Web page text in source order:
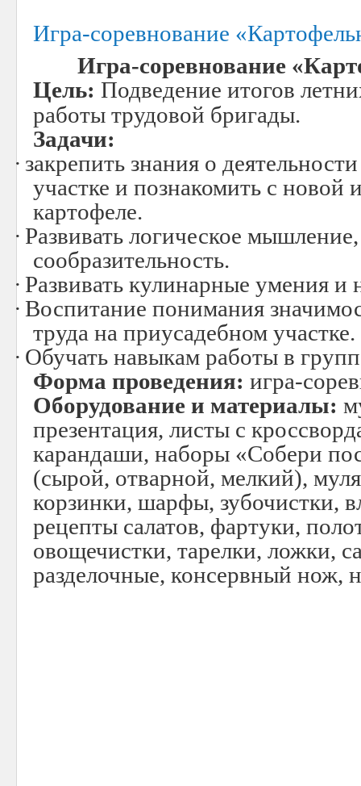
Игра-соревнование
Игра-соревнование
Цель: Подведение итогов
работы трудовой бригады.
Задачи:
· закрепить знания о
участке и познакомить с
картофеле.
· Развивать логическое
сообразительность.
· Развивать кулинарные умения и
· Воспитание понимания
труда на приусадебном участке.
· Обучать навыкам работы в
Форма проведения: игра-
Оборудование и материалы:
презентация, листы с
карандаши, наборы «Собери
(сырой, отварной, мелкий),
корзинки, шарфы, зубочистки,
рецепты салатов, фартуки,
овощечистки, тарелки, ложки,
разделочные, консервный нож,